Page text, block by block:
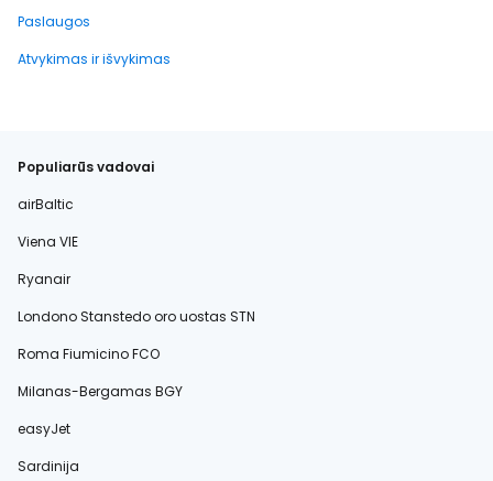
Paslaugos
Atvykimas ir išvykimas
Populiarūs vadovai
airBaltic
Viena VIE
Ryanair
Londono Stanstedo oro uostas STN
Roma Fiumicino FCO
Milanas-Bergamas BGY
easyJet
Sardinija